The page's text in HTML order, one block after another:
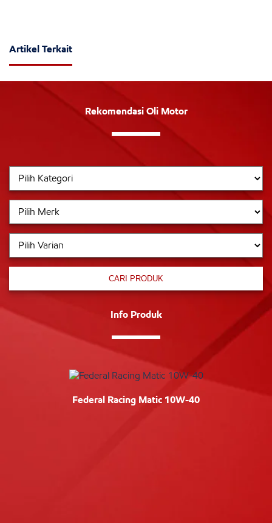
Artikel Terkait
Rekomendasi Oli Motor
CARI PRODUK
Info Produk
Federal Racing Matic 10W-40